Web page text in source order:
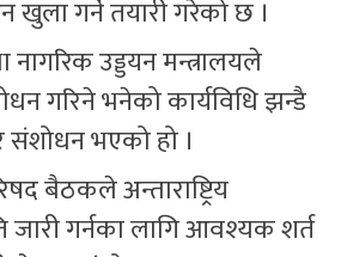
गर्ने तयारी गरेको छ ।
उड्डयन मन्त्रालयले
गरिने भनेको कार्यविधि झन्डै
संशोधन भएको हो ।
बैठकले अन्ताराष्ट्रिय
गर्नका लागि आवश्यक शर्त